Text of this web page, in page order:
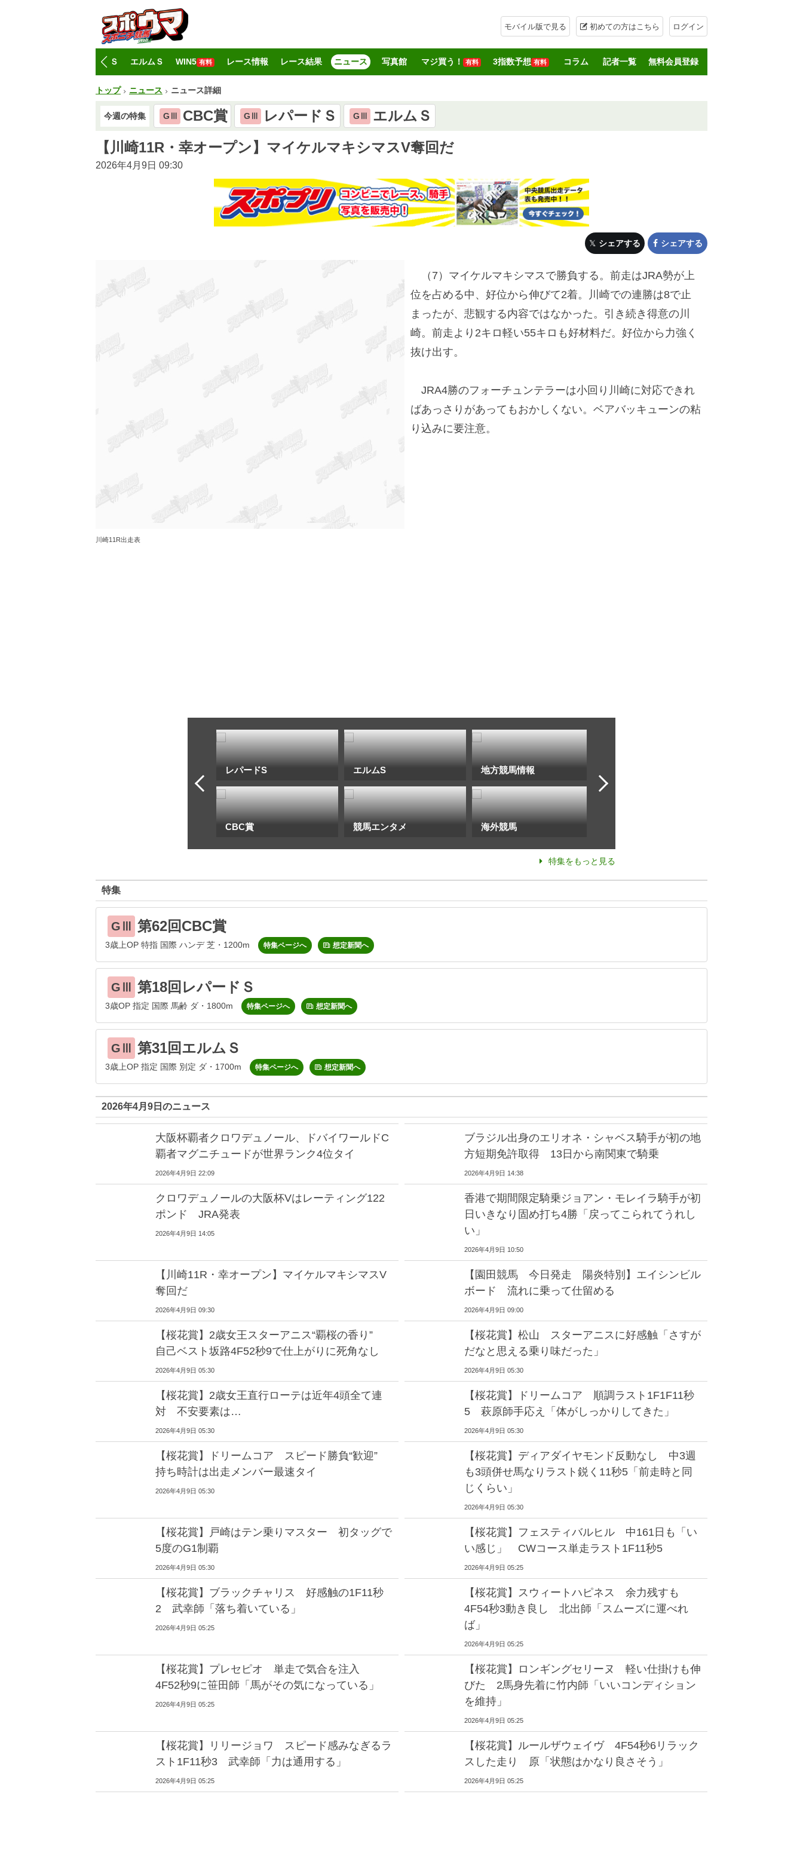
モバイル版で見る 初めての方はこちら ログイン
レパードＳ エルムＳ WIN5 有料 レース情報 レース結果 ニュース 写真館 マジ買う！ 有料 3指数予想 有料 コラム 記者一覧 無料会員登録
トップ ニュース ニュース詳細
今週の特集 GⅢ CBC賞 GⅢ レパードＳ GⅢ
エルムＳ
【川崎11R・幸オープン】マイケルマキシマスV奪回だ
2026年4月9日 09:30
シェアする シェアする
川崎11R出走表
（7）マイケルマキシマスで勝負する。前走はJRA勢が上
位を占める中、好位から伸びて2着。川崎での連勝は8で止
まったが、悲観する内容ではなかった。引き続き得意の川
崎。前走より2キロ軽い55キロも好材料だ。好位から力強く
抜け出す。
JRA4勝のフォーチュンテラーは小回り川崎に対応できれ
ばあっさりがあってもおかしくない。ベアバッキューンの粘
り込みに要注意。
レパードS
CBC賞
エルムS
競馬エンタメ
地方競馬情報
海外競馬
特集をもっと見る
特集
GⅢ 第62回CBC賞
3歳上OP 特指 国際 ハンデ 芝・1200m 特集ページへ 想定新聞へ
GⅢ 第18回レパードＳ
3歳OP 指定 国際 馬齢 ダ・1800m 特集ページへ 想定新聞へ
GⅢ 第31回エルムＳ
3歳上OP 指定 国際 別定 ダ・1700m 特集ページへ 想定新聞へ
2026年4月9日のニュース
大阪杯覇者クロワデュノール、ドバイワールドC
覇者マグニチュードが世界ランク4位タイ
2026年4月9日 22:09
ブラジル出身のエリオネ・シャベス騎手が初の地
方短期免許取得 13日から南関東で騎乗
2026年4月9日 14:38
クロワデュノールの大阪杯Vはレーティング122
ポンド JRA発表
2026年4月9日 14:05
香港で期間限定騎乗ジョアン・モレイラ騎手が初
日いきなり固め打ち4勝「戻ってこられてうれし
い」
2026年4月9日 10:50
【川崎11R・幸オープン】マイケルマキシマスV
奪回だ
2026年4月9日 09:30
【園田競馬 今日発走 陽炎特別】エイシンビル
ボード 流れに乗って仕留める
2026年4月9日 09:00
【桜花賞】2歳女王スターアニス“覇桜の香り”
自己ベスト坂路4F52秒9で仕上がりに死角なし
2026年4月9日 05:30
【桜花賞】松山 スターアニスに好感触「さすが
だなと思える乗り味だった」
2026年4月9日 05:30
【桜花賞】2歳女王直行ローテは近年4頭全て連
対 不安要素は…
2026年4月9日 05:30
【桜花賞】ドリームコア 順調ラスト1F1F11秒
5 萩原師手応え「体がしっかりしてきた」
2026年4月9日 05:30
【桜花賞】ドリームコア スピード勝負“歓迎”
持ち時計は出走メンバー最速タイ
2026年4月9日 05:30
【桜花賞】ディアダイヤモンド反動なし 中3週
も3頭併せ馬なりラスト鋭く11秒5「前走時と同
じくらい」
2026年4月9日 05:30
【桜花賞】戸崎はテン乗りマスター 初タッグで
5度のG1制覇
2026年4月9日 05:30
【桜花賞】フェスティバルヒル 中161日も「い
い感じ」 CWコース単走ラスト1F11秒5
2026年4月9日 05:25
【桜花賞】ブラックチャリス 好感触の1F11秒
2 武幸師「落ち着いている」
2026年4月9日 05:25
【桜花賞】スウィートハピネス 余力残すも
4F54秒3動き良し 北出師「スムーズに運べれ
ば」
2026年4月9日 05:25
【桜花賞】プレセピオ 単走で気合を注入
4F52秒9に笹田師「馬がその気になっている」
2026年4月9日 05:25
【桜花賞】ロンギングセリーヌ 軽い仕掛けも伸
びた 2馬身先着に竹内師「いいコンディション
を維持」
2026年4月9日 05:25
【桜花賞】リリージョワ スピード感みなぎるラ
スト1F11秒3 武幸師「力は通用する」
2026年4月9日 05:25
【桜花賞】ルールザウェイヴ 4F54秒6リラック
スした走り 原「状態はかなり良さそう」
2026年4月9日 05:25